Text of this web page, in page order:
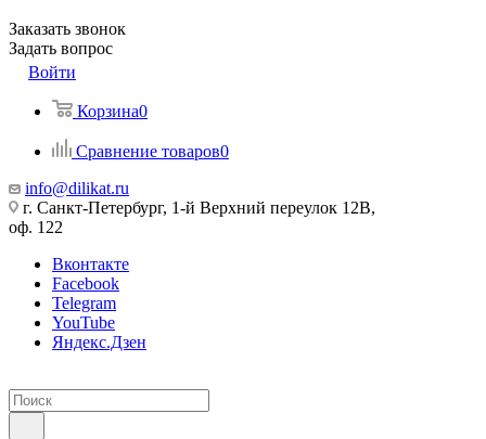
Заказать звонок
Задать вопрос
Войти
Корзина0
Сравнение товаров0
info@dilikat.ru
г. Санкт-Петербург, 1-й Верхний переулок 12В,
оф. 122
Вконтакте
Facebook
Telegram
YouTube
Яндекс.Дзен